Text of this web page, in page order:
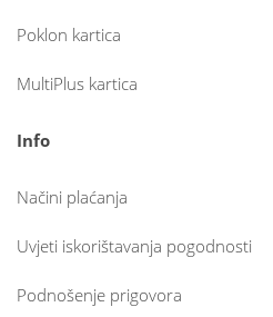
Poklon kartica
MultiPlus kartica
Info
Načini plaćanja
Uvjeti iskorištavanja pogodnosti
Podnošenje prigovora